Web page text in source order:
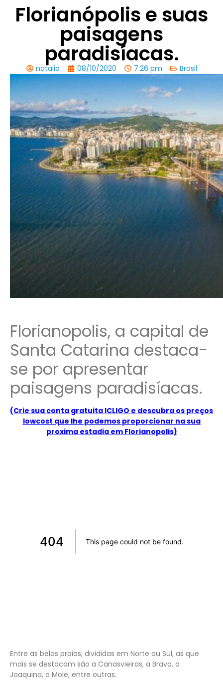
Florianópolis e suas
paisagens
paradisíacas.
natalia 08/10/2020 7:26 pm Brasil
Florianopolis, a capital de
Santa Catarina destaca-
se por apresentar
paisagens paradisíacas.
(Crie sua conta gratuita ICLIGO e descubra os preços
lowcost que lhe podemos proporcionar na sua
proxima estadia em Florianopolis)
Entre as belas praias, divididas em Norte ou Sul, as que
mais se destacam são a Canasvieiras, a Brava, a
Joaquina, a Mole, entre outras.